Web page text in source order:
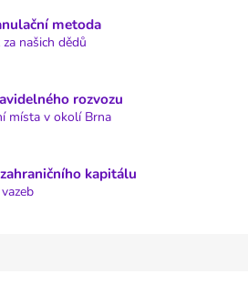
metoda
našich dědů
rozvozu
místa v okolí Brna
kapitálu